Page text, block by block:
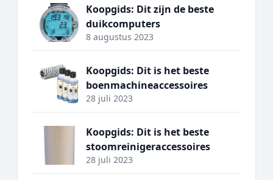
Koopgids: Dit zijn de beste
duikcomputers
8 augustus 2023
Koopgids: Dit is het beste
boenmachineaccessoires
28 juli 2023
Koopgids: Dit is het beste
stoomreinigeraccessoires
28 juli 2023